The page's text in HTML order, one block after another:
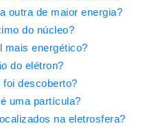
outra de maior energia?
do núcleo?
mais energético?
do elétron?
foi descoberto?
uma partícula?
na eletrosfera?